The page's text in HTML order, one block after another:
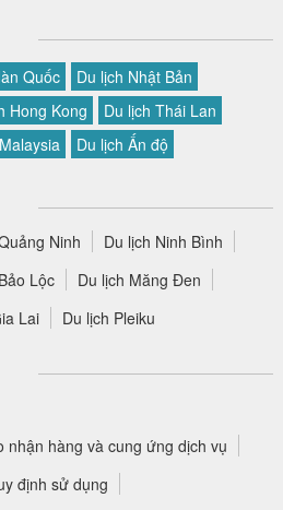
Quốc
Du lịch Nhật Bản
Hong Kong
Du lịch Thái Lan
Du lịch Ấn độ
Ninh
Du lịch Ninh Bình
Lộc
Du lịch Măng Đen
Lai Du lịch Pleiku
nhận hàng và cung ứng dịch vụ
định sử dụng